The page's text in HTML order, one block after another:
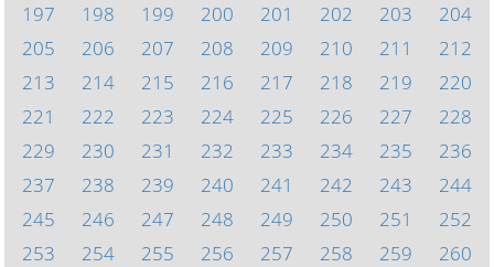
197
198 199 200 201 202 203
204
205
206 207 208 209 210 211
212
213
214 215 216 217 218 219
220
221
222 223 224 225 226 227
228
229
230 231 232 233 234 235
236
237
238 239 240 241 242 243
244
245
246 247 248 249 250 251
252
253
254 255 256 257 258 259
260